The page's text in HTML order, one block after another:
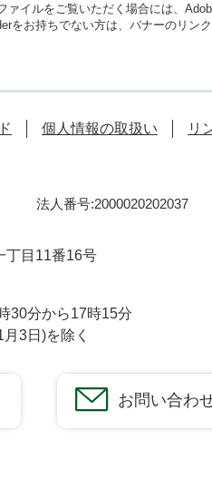
ァイルをご覧いただく場合には、
をお持ちでない方は、バナーのリン
個人情報の取扱い リ
法人番号:2000020202037
目11番16号
30分から17時15分
3日)を除く
お問い合わ